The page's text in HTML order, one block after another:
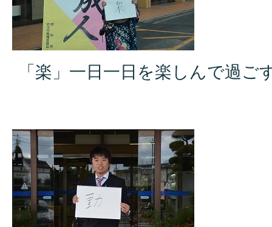
「楽」一日一日を楽しんで過ご